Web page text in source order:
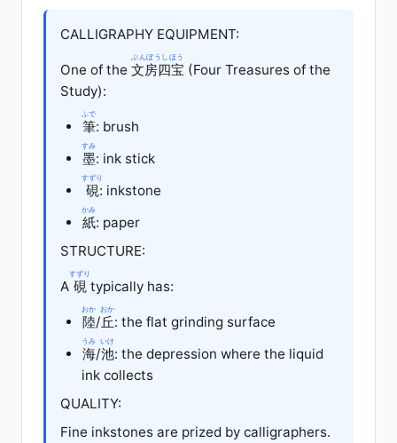
CALLIGRAPHY EQUIPMENT:
One of the 文房四宝
ぶんぼうしほう
(Four Treasures of the
Study):
筆
ふで
: brush
墨
すみ
: ink stick
硯
すずり
: inkstone
紙
かみ
: paper
STRUCTURE:
A 硯
すずり
typically has:
陸
おか
/丘
おか
: the flat grinding surface
海
うみ
/池
いけ
: the depression where the liquid
ink collects
QUALITY:
Fine inkstones are prized by calligraphers.